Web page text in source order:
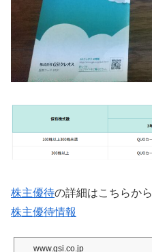
株主優待の詳細はこちらから
株主優待情報
www.gsi.co.jp